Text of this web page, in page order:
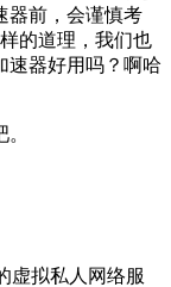
器前，会谨慎考
的道理，我们也
速器好用吗？啊哈
虚拟私人网络服